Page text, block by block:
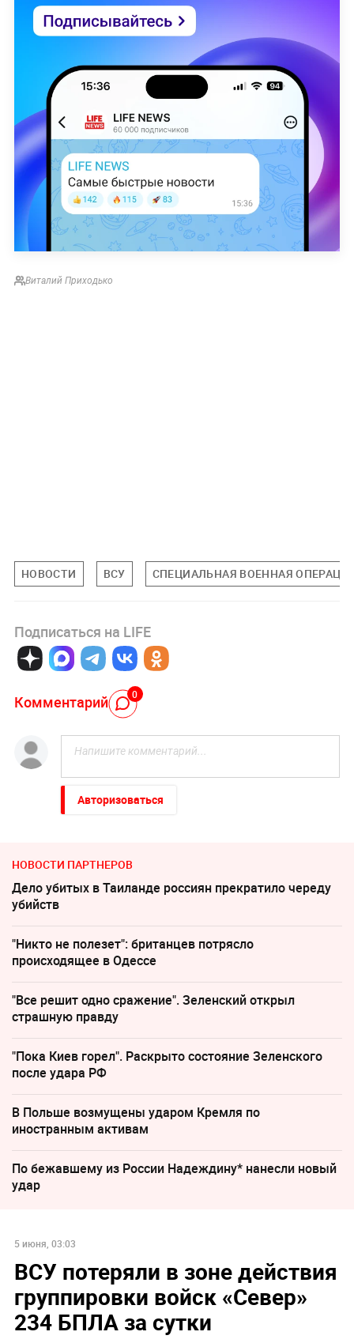
Виталий Приходько
НОВОСТИ ВСУ СПЕЦИАЛЬНАЯ ВОЕННАЯ
Подписаться на LIFE
Комментарий 0
Авторизоваться
НОВОСТИ ПАРТНЕРОВ
Дело убитых в Таиланде россиян прекратило череду
убийств
"Никто не полезет": британцев потрясло
происходящее в Одессе
"Все решит одно сражение". Зеленский открыл
страшную правду
"Пока Киев горел". Раскрыто состояние Зеленского
после удара РФ
В Польше возмущены ударом Кремля по
иностранным активам
По бежавшему из России Надеждину* нанесли новый
удар
5 июня, 03:03
ВСУ потеряли в зоне действия
группировки войск «Север»
234 БПЛА за сутки